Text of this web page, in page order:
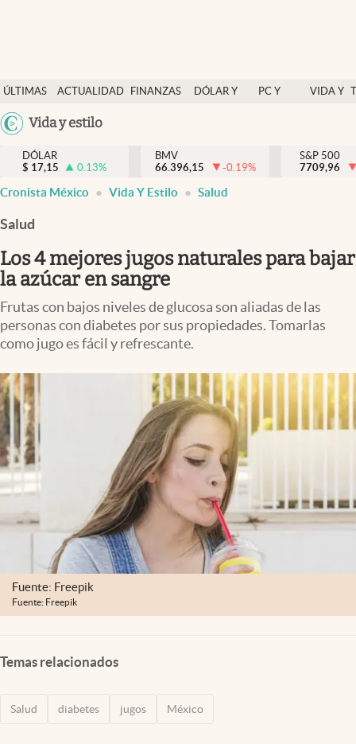
ÚLTIMAS
NOTICIAS
ACTUALIDAD
FINANZAS
DÓLAR Y
PC Y
VIDA Y
México
Vida y estilo
Actualidad
Finanzas y economía
Dólar y mercados
Pc y celular
Vida y estilo
Tv
Espiritualidad
Mediakit
abre en nueva pestaña
DÓLAR
$ 17,15 0.13%
BMV
66.396,15
-0.19%
S&P 500
7709,96
Cronista México Vida Y Estilo Salud
Salud
Los 4 mejores jugos naturales para bajar
la azúcar en sangre
Frutas con bajos niveles de glucosa son aliadas de las
personas con diabetes por sus propiedades. Tomarlas
como jugo es fácil y refrescante.
Fuente: Freepik
Fuente: Freepik
Temas relacionados
Salud diabetes jugos México